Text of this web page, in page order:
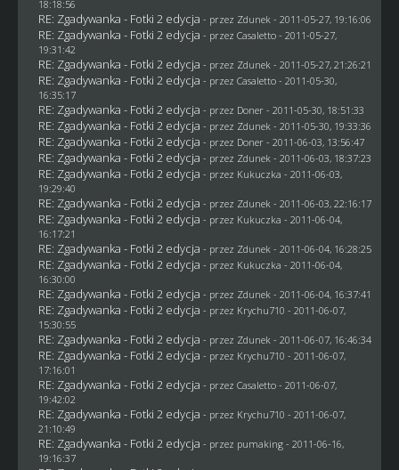
18:18:56
RE: Zgadywanka - Fotki 2 edycja - przez Zdunek - 2011-05-27, 19:16:06
RE: Zgadywanka - Fotki 2 edycja - przez Casaletto- 2011-05-27,
19:31:42
RE: Zgadywanka - Fotki 2 edycja - przez Zdunek - 2011-05-27, 21:26:21
RE: Zgadywanka - Fotki 2 edycja - przez Casaletto- 2011-05-30,
16:35:17
RE: Zgadywanka - Fotki 2 edycja - przez Doner- 2011-05-30, 18:51:33
RE: Zgadywanka - Fotki 2 edycja - przez Zdunek - 2011-05-30, 19:33:36
RE: Zgadywanka - Fotki 2 edycja - przez Doner- 2011-06-03, 13:56:47
RE: Zgadywanka - Fotki 2 edycja - przez Zdunek - 2011-06-03, 18:37:23
RE: Zgadywanka - Fotki 2 edycja - przez Kukuczka - 2011-06-03,
19:29:40
RE: Zgadywanka - Fotki 2 edycja - przez Zdunek - 2011-06-03, 22:16:17
RE: Zgadywanka - Fotki 2 edycja - przez Kukuczka - 2011-06-04,
16:17:21
RE: Zgadywanka - Fotki 2 edycja - przez Zdunek - 2011-06-04, 16:28:25
RE: Zgadywanka - Fotki 2 edycja - przez Kukuczka - 2011-06-04,
16:30:00
RE: Zgadywanka - Fotki 2 edycja - przez Zdunek - 2011-06-04, 16:37:41
RE: Zgadywanka - Fotki 2 edycja - przez Krychu710 - 2011-06-07,
15:30:55
RE: Zgadywanka - Fotki 2 edycja - przez Zdunek - 2011-06-07, 16:46:34
RE: Zgadywanka - Fotki 2 edycja - przez Krychu710 - 2011-06-07,
17:16:01
RE: Zgadywanka - Fotki 2 edycja - przez Casaletto- 2011-06-07,
19:42:02
RE: Zgadywanka - Fotki 2 edycja - przez Krychu710 - 2011-06-07,
21:10:49
RE: Zgadywanka - Fotki 2 edycja - przez pumaking- 2011-06-16,
19:16:37